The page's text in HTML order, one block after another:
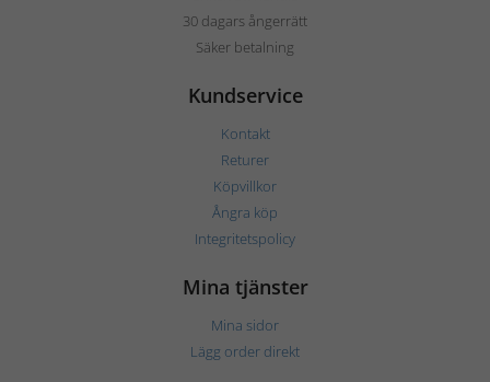
30 dagars ångerrätt
Säker betalning
Kundservice
Kontakt
Returer
Köpvillkor
Ångra köp
Integritetspolicy
Mina tjänster
Mina sidor
Lägg order direkt